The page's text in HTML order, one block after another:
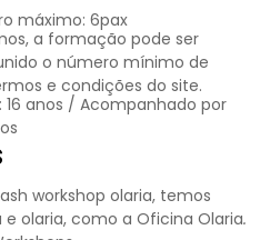
máximo: 6pax
a formação pode ser
o número mínimo de
e condições do site.
anos / Acompanhado por
workshop olaria, temos
olaria, como a Oficina Olaria.